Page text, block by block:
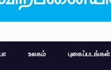
உலகம் புகைப்படங்கள்